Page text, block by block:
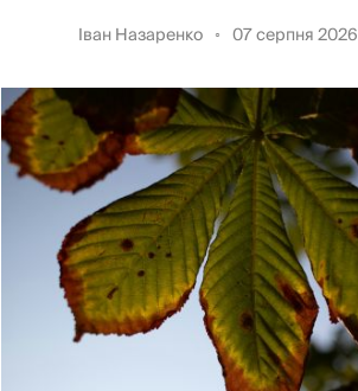
Іван Назаренко 07 серпня 2026